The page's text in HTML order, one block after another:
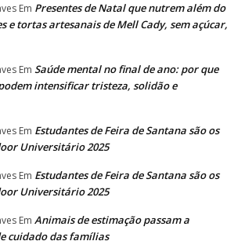
Em Presentes de Natal que nutrem além do
e tortas artesanais de Mell Cady, sem açúcar,
Em Saúde mental no final de ano: por que
intensificar tristeza, solidão e
Em Estudantes de Feira de Santana são os
Universitário 2025
Em Estudantes de Feira de Santana são os
Universitário 2025
Em Animais de estimação passam a
cuidado das famílias